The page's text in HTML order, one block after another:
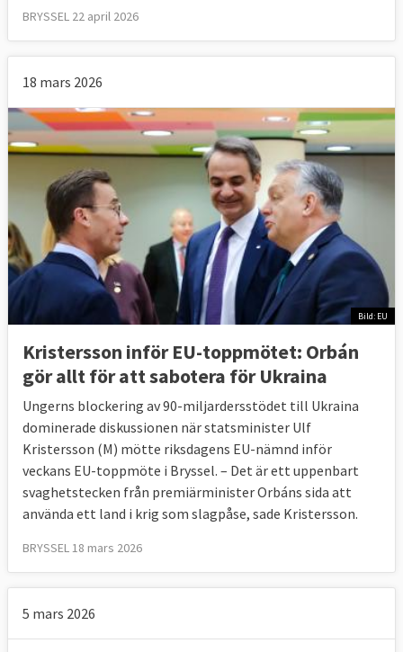
BRYSSEL 22 april 2026
18 mars 2026
Bild: EU
Kristersson inför EU-toppmötet: Orbán
gör allt för att sabotera för Ukraina
Ungerns blockering av 90-miljardersstödet till Ukraina
dominerade diskussionen när statsminister Ulf
Kristersson (M) mötte riksdagens EU-nämnd inför
veckans EU-toppmöte i Bryssel. – Det är ett uppenbart
svaghetstecken från premiärminister Orbáns sida att
använda ett land i krig som slagpåse, sade Kristersson.
BRYSSEL 18 mars 2026
5 mars 2026